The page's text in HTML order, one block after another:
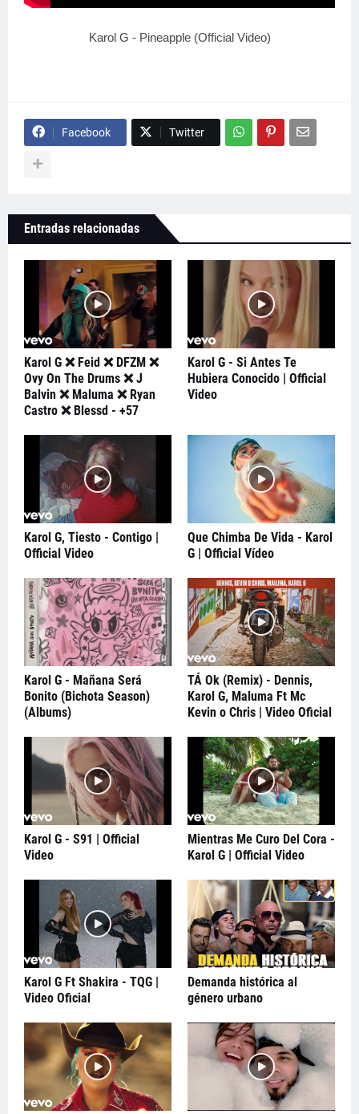
Karol G - Pineapple (Official Video)
Facebook Twitter
Entradas relacionadas
Karol G ❌ Feid ❌ DFZM ❌
Ovy On The Drums ❌ J
Balvin ❌ Maluma ❌ Ryan
Castro ❌ Blessd - +57
Karol G - Si Antes Te
Hubiera Conocido | Official
Video
Karol G, Tiesto - Contigo |
Official Video
Que Chimba De Vida - Karol
G | Official Vídeo
Karol G - Mañana Será
Bonito (Bichota Season)
(Albums)
TÁ Ok (Remix) - Dennis,
Karol G, Maluma Ft Mc
Kevin o Chris | Video Oficial
Karol G - S91 | Official
Video
Mientras Me Curo Del Cora -
Karol G | Official Video
Karol G Ft Shakira - TQG |
Video Oficial
Demanda histórica al
género urbano